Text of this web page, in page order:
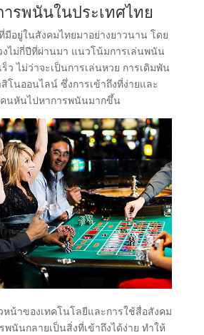
รพนันในประเทศไทย
อยู่ในสังคมไทยมาอย่างยาวนาน โดย
งไม่กี่ปีที่ผ่านมา แนวโน้มการเล่นพนัน
ว ไม่ว่าจะเป็นการเล่นหวย การเดิมพัน
โนออนไลน์ ซึ่งการเข้าถึงที่ง่ายและ
นหันไปหาการพนันมากขึ้น
น้าของเทคโนโลยีและการใช้สื่อสังคม
พนันกลายเป็นสิ่งที่เข้าถึงได้ง่าย ทำให้